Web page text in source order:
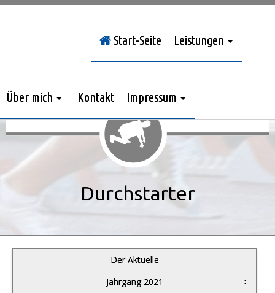
Start-Seite Leistungen
Über mich Kontakt Impressum
Durchstarter
Der Aktuelle
Jahrgang 2021